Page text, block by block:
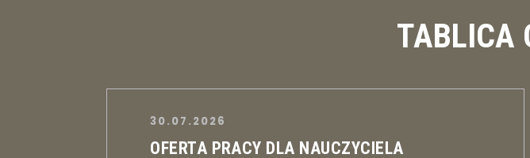
TABLICA
30.07.2026
OFERTA PRACY DLA NAUCZYCIELA